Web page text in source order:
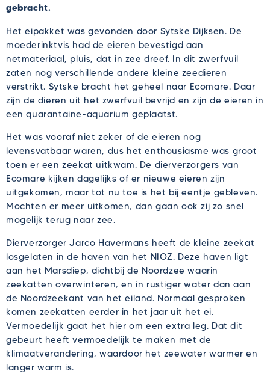
gebracht.
Het eipakket was gevonden door Sytske Dijksen. De
moederinktvis had de eieren bevestigd aan
netmateriaal, pluis, dat in zee dreef. In dit zwerfvuil
zaten nog verschillende andere kleine zeedieren
verstrikt. Sytske bracht het geheel naar Ecomare. Daar
zijn de dieren uit het zwerfvuil bevrijd en zijn de eieren in
een quarantaine-aquarium geplaatst.
Het was vooraf niet zeker of de eieren nog
levensvatbaar waren, dus het enthousiasme was groot
toen er een zeekat uitkwam. De dierverzorgers van
Ecomare kijken dagelijks of er nieuwe eieren zijn
uitgekomen, maar tot nu toe is het bij eentje gebleven.
Mochten er meer uitkomen, dan gaan ook zij zo snel
mogelijk terug naar zee.
Dierverzorger Jarco Havermans heeft de kleine zeekat
losgelaten in de haven van het NIOZ. Deze haven ligt
aan het Marsdiep, dichtbij de Noordzee waarin
zeekatten overwinteren, en in rustiger water dan aan
de Noordzeekant van het eiland. Normaal gesproken
komen zeekatten eerder in het jaar uit het ei.
Vermoedelijk gaat het hier om een extra leg. Dat dit
gebeurt heeft vermoedelijk te maken met de
klimaatverandering, waardoor het zeewater warmer en
langer warm is.